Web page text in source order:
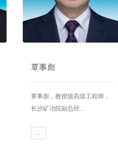
覃事彪
覃事彪，教授级高级工程师，
长沙矿冶院副总经...
→